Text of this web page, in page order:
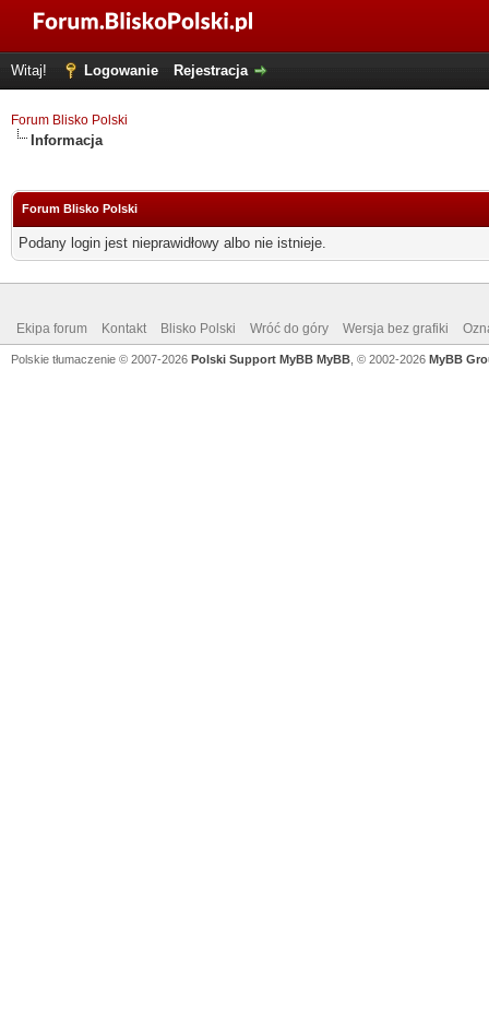
Witaj! Logowanie Rejestracja
Forum Blisko Polski
Informacja
Forum Blisko Polski
Podany login jest nieprawidłowy albo nie istnieje.
Ekipa forum Kontakt Blisko Polski Wróć do góry Wersja bez grafiki
Polskie tłumaczenie © 2007-2026 Polski Support MyBB MyBB , © 2002-2026 MyBB